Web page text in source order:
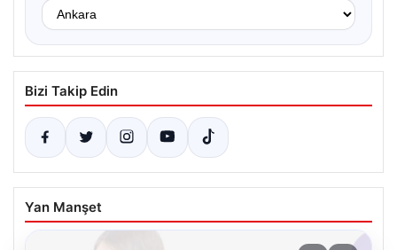
Bizi Takip Edin
Yan Manşet